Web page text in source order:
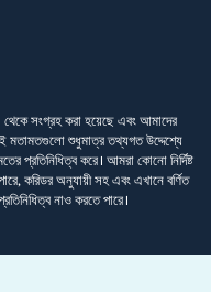
সংগ্রহ করা হয়েছে এবং আমাদের
মতামতগুলো শুধুমাত্র তথ্যগত উদ্দেশ্যে
প্রতিনিধিত্ব করে। আমরা কোনো নির্দিষ্ট
করিডর অনুযায়ী সহ এবং এখানে বর্ণিত
নাও করতে পারে।